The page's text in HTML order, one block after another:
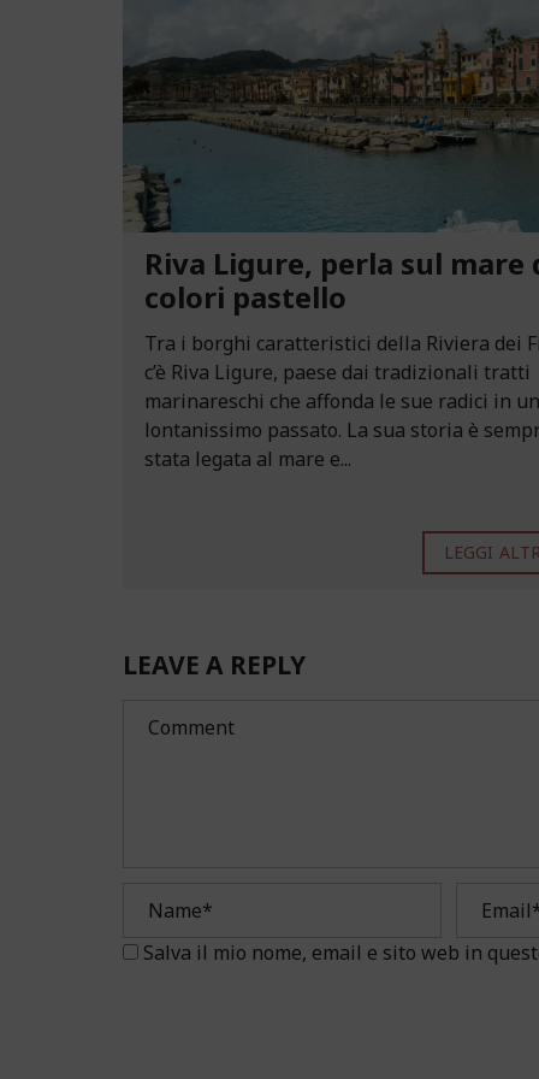
Riva Ligure, perla sul mare
colori pastello
Tra i borghi caratteristici della Riviera dei
c’è Riva Ligure, paese dai tradizionali tratti
marinareschi che affonda le sue radici in un
lontanissimo passato. La sua storia è
stata legata al mare e...
LEGGI
LEAVE A REPLY
Salva il mio nome, email e sito web in